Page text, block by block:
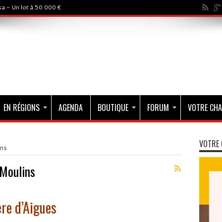
- Un lot à 50 000 €
EN RÉGIONS AGENDA BOUTIQUE FORUM VOTRE
d’Aigues
VOTRE